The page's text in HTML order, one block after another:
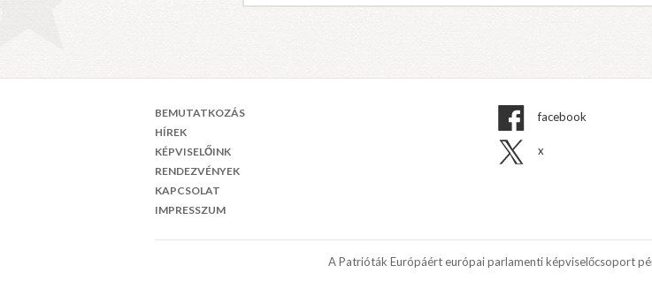
BEMUTATKOZÁS
HÍREK
KÉPVISELŐINK
RENDEZVÉNYEK
KAPCSOLAT
IMPRESSZUM
facebook
x
A Patrióták Európáért európai parlamenti képviselőcsoport